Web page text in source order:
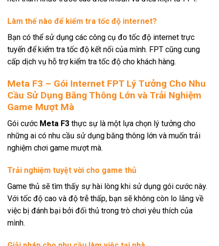
Làm thế nào để kiểm tra tốc độ internet?
Bạn có thể sử dụng các công cụ đo tốc độ internet trực
tuyến để kiểm tra tốc độ kết nối của mình. FPT cũng cung
cấp dịch vụ hỗ trợ kiểm tra tốc độ cho khách hàng.
Meta F3 – Gói Internet FPT Lý Tưởng Cho Nhu
Cầu Sử Dụng Băng Thông Lớn và Trải Nghiệm
Game Mượt Mà
Gói cước Meta F3 thực sự là một lựa chọn lý tưởng cho
những ai có nhu cầu sử dụng băng thông lớn và muốn trải
nghiệm chơi game mượt mà.
Trải nghiệm tuyệt vời cho game thủ
Game thủ sẽ tìm thấy sự hài lòng khi sử dụng gói cước này.
Với tốc độ cao và độ trễ thấp, bạn sẽ không còn lo lắng về
việc bị đánh bại bởi đối thủ trong trò chơi yêu thích của
mình.